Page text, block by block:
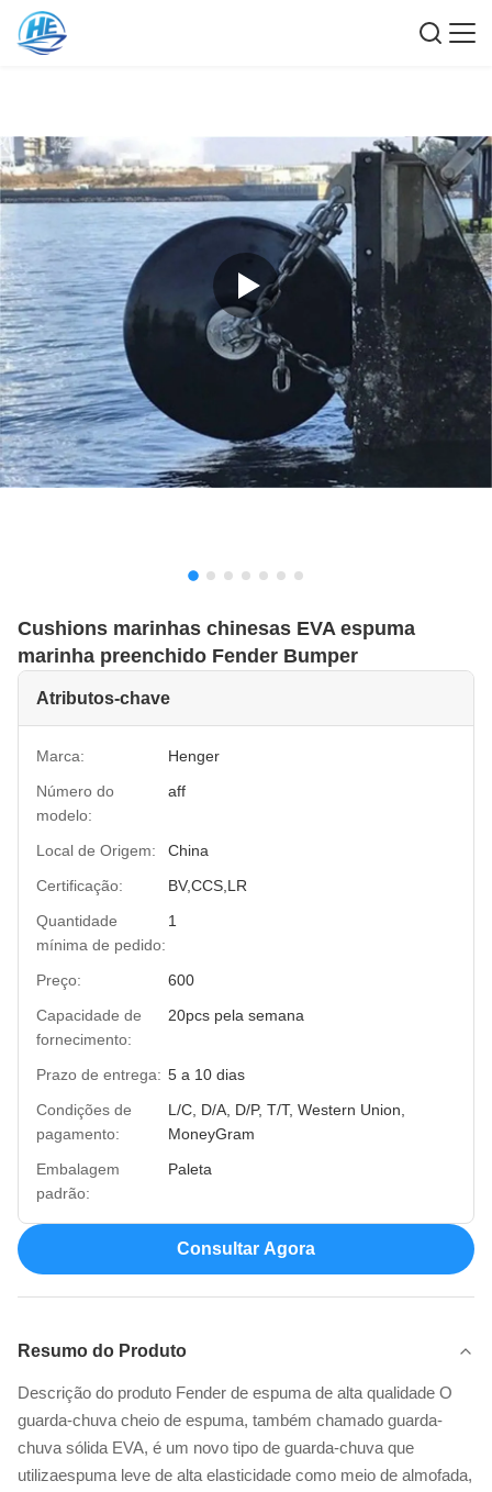
Cushions marinhas chinesas EVA espuma
marinha preenchido Fender Bumper
Atributos-chave
Marca:
Henger
Número do
modelo:
aff
Local de Origem:
China
Certificação:
BV,CCS,LR
Quantidade
mínima de pedido:
1
Preço:
600
Capacidade de
fornecimento:
20pcs pela semana
Prazo de entrega: 5 a 10 dias
Condições de
pagamento:
L/C, D/A, D/P, T/T, Western Union,
MoneyGram
Embalagem
padrão:
Paleta
Consultar Agora
Resumo do Produto
Descrição do produto Fender de espuma de alta qualidade O
guarda-chuva cheio de espuma, também chamado guarda-
chuva sólida EVA, é um novo tipo de guarda-chuva que
utilizaespuma leve de alta elasticidade como meio de almofada,